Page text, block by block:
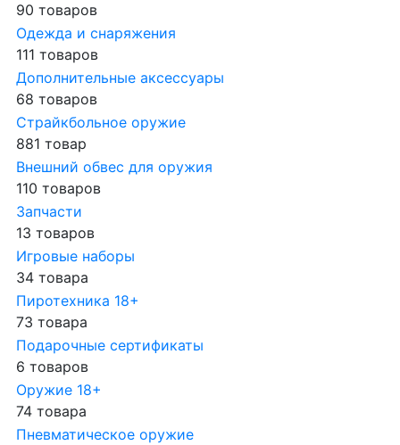
90 товаров
Одежда и снаряжения
111 товаров
Дополнительные аксессуары
68 товаров
Страйкбольное оружие
881 товар
Внешний обвес для оружия
110 товаров
Запчасти
13 товаров
Игровые наборы
34 товара
Пиротехника 18+
73 товара
Подарочные сертификаты
6 товаров
Оружие 18+
74 товара
Пневматическое оружие